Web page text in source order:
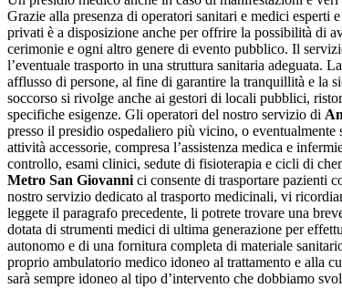
Grazie alla presenza di operatori sanitari e medici esperti
privati è a disposizione anche per offrire la possibilità di
cerimonie e ogni altro genere di evento pubblico. Il
l’eventuale trasporto in una struttura sanitaria adeguata.
afflusso di persone, al fine di garantire la tranquillità e la
soccorso si rivolge anche ai gestori di locali pubblici,
specifiche esigenze. Gli operatori del nostro servizio di
presso il presidio ospedaliero più vicino, o
attività accessorie, compresa l’assistenza medica e
controllo, esami clinici, sedute di fisioterapia e cicli di
Metro San Giovanni ci consente di trasportare pazienti
nostro servizio dedicato al trasporto medicinali, vi
leggete il paragrafo precedente, li potrete trovare una
dotata di strumenti medici di ultima generazione per
autonomo e di una fornitura completa di materiale
proprio ambulatorio medico idoneo al trattamento e alla
sarà sempre idoneo al tipo d’intervento che dobbiamo